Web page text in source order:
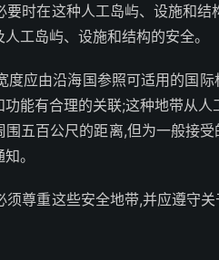
在这种人工岛屿、设施和结
工岛屿、设施和结构的安全。
应由沿海国参照可适用的国际
能有合理的关联;这种地带从
五百公尺的距离,但为一般接
。
重这些安全地带,并应遵守关